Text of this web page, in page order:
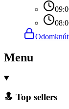
Menu
🔝 Top sellers